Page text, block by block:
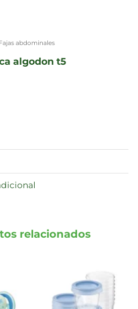
abdominales
algodon t5
relacionados